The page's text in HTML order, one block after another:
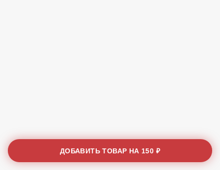
ДОБАВИТЬ ТОВАР НА 150 ₽